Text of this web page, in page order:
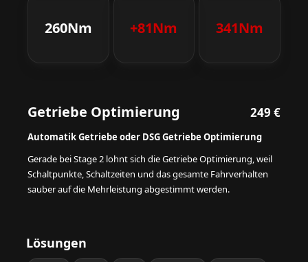
260Nm +81Nm 341Nm
Getriebe Optimierung 249 €
Automatik Getriebe oder DSG Getriebe Optimierung
Gerade bei Stage 2 lohnt sich die Getriebe Optimierung, weil
Schaltpunkte, Schaltzeiten und das gesamte Fahrverhalten
sauber auf die Mehrleistung abgestimmt werden.
Lösungen